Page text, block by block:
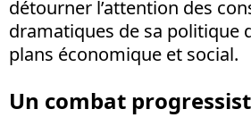
détourner l’attention des
dramatiques de sa politique
plans économique et social.
Un combat